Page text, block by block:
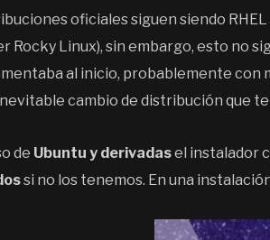
oficiales siguen siendo RHEL
Rocky Linux), sin embargo, esto no
al inicio, probablemente con
cambio de distribución que
de Ubuntu y derivadasel instalador
si no los tenemos. En una